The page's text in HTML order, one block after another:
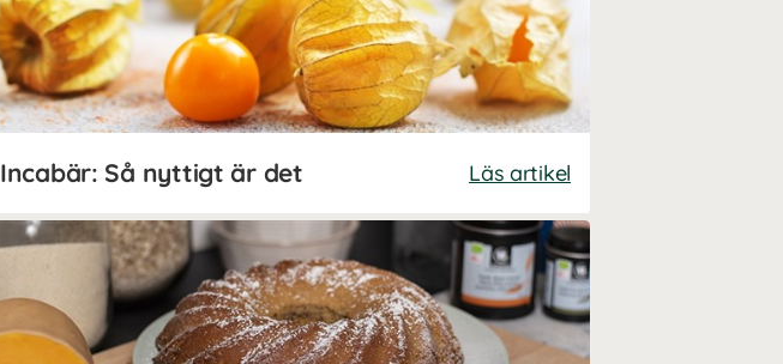
Incabär: Så nyttigt är det Läs artikel